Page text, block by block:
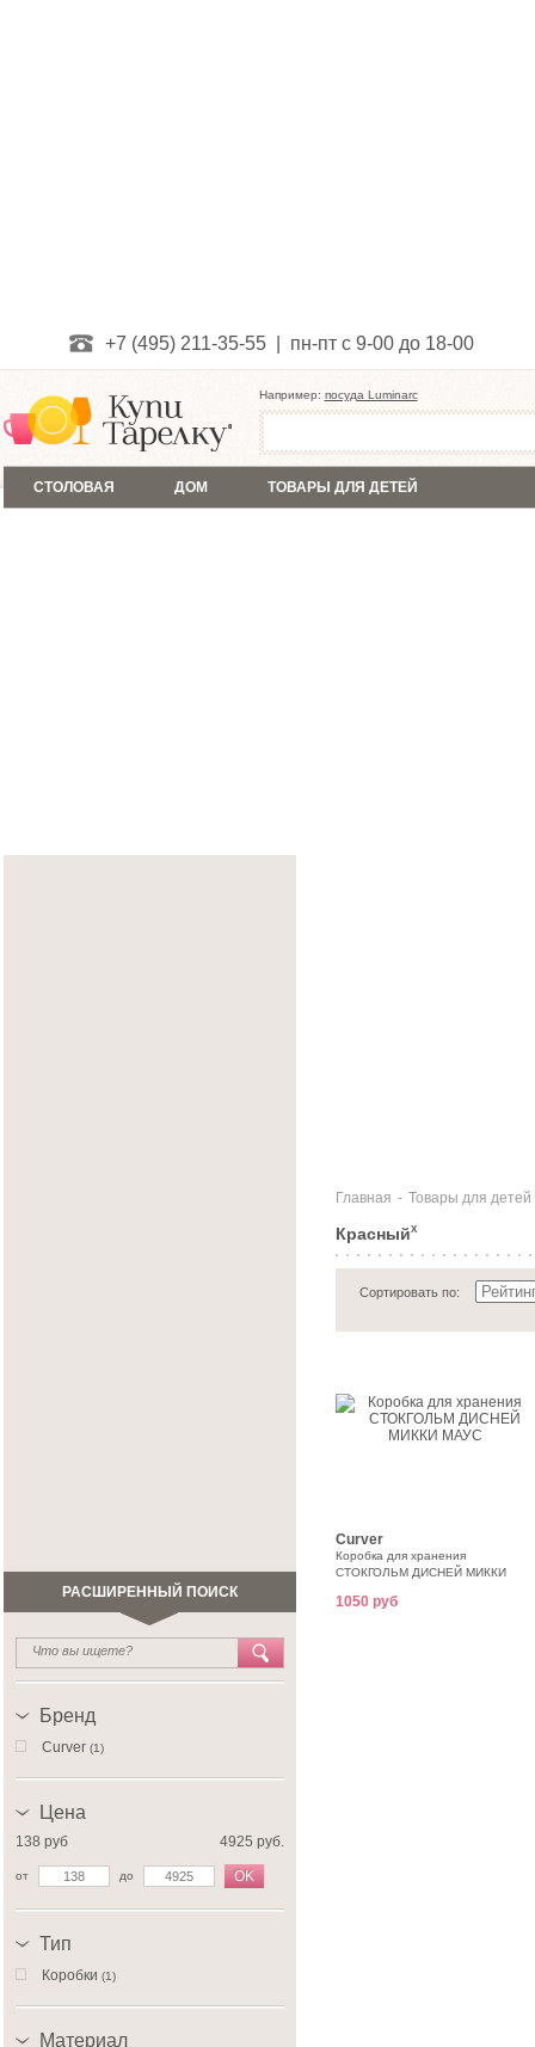
+7 (495) 211-35-55 | пн-пт с 9-00 до 18-00
Например: посуда Luminarc
СТОЛОВАЯ ДОМ ТОВАРЫ ДЛЯ ДЕТЕЙ
РАСШИРЕННЫЙ ПОИСК
Бренд
Curver (1)
Цена
138 руб 4925 руб.
от до OK
Тип
Коробки (1)
Материал
Главная - Товары для детей
КрасныйX
Сортировать по:
Curver
Коробка для хранения
СТОКГОЛЬМ ДИСНЕЙ МИККИ
1050 руб